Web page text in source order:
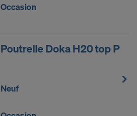
Occasion
Poutrelle Doka H20 top P
Neuf